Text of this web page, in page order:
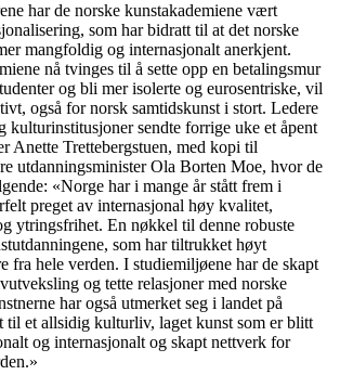
har de norske kunstakademiene vært
som har bidratt til at det norske
mangfoldig og internasjonalt anerkjent.
nå tvinges til å sette opp en betalingsmur
og bli mer isolerte og eurosentriske, vil
også for norsk samtidskunst i stort. Ledere
kulturinstitusjoner sendte forrige uke et åpent
Anette Trettebergstuen, med kopi til
utdanningsminister Ola Borten Moe, hvor de
«Norge har i mange år stått frem i
preget av internasjonal høy kvalitet,
ytringsfrihet. En nøkkel til denne robuste
som har tiltrukket høyt
fra hele verden. I studiemiljøene har de skapt
og tette relasjoner med norske
har også utmerket seg i landet på
til et allsidig kulturliv, laget kunst som er blitt
og internasjonalt og skapt nettverk for